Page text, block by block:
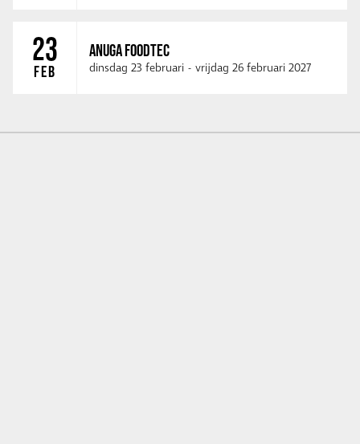
23
FEB
ANUGA FOODTEC
dinsdag 23 februari - vrijdag 26 februari 2027